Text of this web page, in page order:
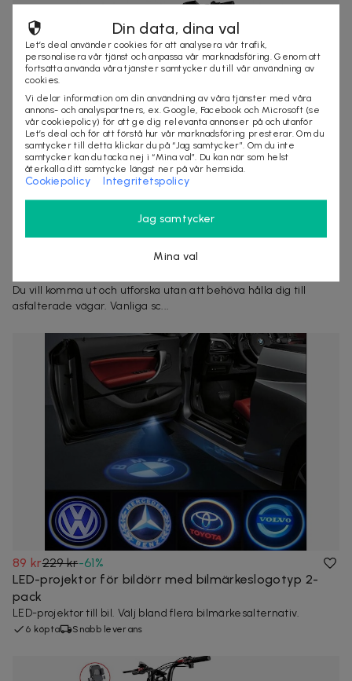
Offroad Elscooter Ebike K2 Max - 1000W 50km/h -
48V 20Ah - 65 km räckvidd ebike elsparkcykel
Du vill komma ut och utforska utan att behöva hålla dig till
asfalterade vägar. Vanliga sc...
89 kr229 kr-61%
LED-projektor för bildörr med bilmärkeslogotyp 2-
pack
LED-projektor till bil. Välj bland flera bilmärkesalternativ.
6 köpta Snabb leverans
Din data, dina val
Let’s deal använder cookies för att analysera vår trafik,
personalisera vår tjänst och anpassa vår marknadsföring. Genom att
fortsätta använda våra tjänster samtycker du till vår användning av
cookies.
Vi delar information om din användning av våra tjänster med våra
annons- och analyspartners, ex. Google, Facebook och Microsoft (se
vår cookiepolicy) för att ge dig relevanta annonser på och utanför
Let’s deal och för att förstå hur vår marknadsföring presterar. Om du
samtycker till detta klickar du på “Jag samtycker”. Om du inte
samtycker kan du tacka nej i “Mina val”. Du kan när som helst
återkalla ditt samtycke längst ner på vår hemsida.
Cookiepolicy Integritetspolicy
Jag samtycker
Mina val